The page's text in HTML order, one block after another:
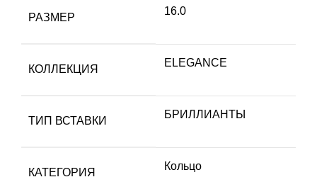
РАЗМЕР
16.0
КОЛЛЕКЦИЯ
ELEGANCE
ТИП ВСТАВКИ
БРИЛЛИАНТЫ
КАТЕГОРИЯ
Кольцо